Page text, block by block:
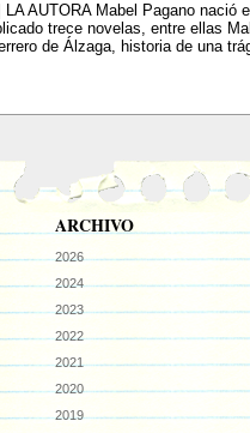
LA AUTORA Mabel Pagano nació
trece novelas, entre ellas
de Álzaga, historia de una
ARCHIVO
2026
2024
2023
2022
2021
2020
2019